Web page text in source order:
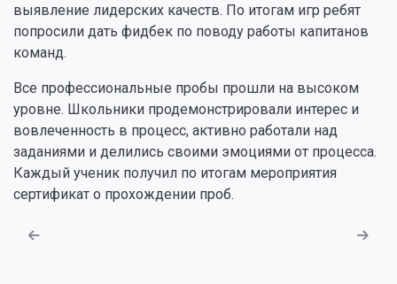
выявление лидерских качеств. По итогам игр ребят
попросили дать фидбек по поводу работы капитанов
команд.
Все профессиональные пробы прошли на высоком
уровне. Школьники продемонстрировали интерес и
вовлеченность в процесс, активно работали над
заданиями и делились своими эмоциями от процесса.
Каждый ученик получил по итогам мероприятия
сертификат о прохождении проб.